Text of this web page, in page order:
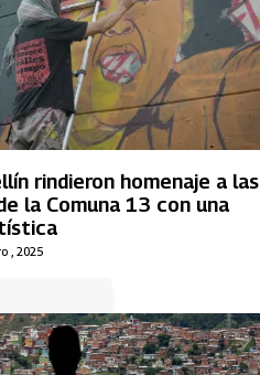
, 2025
rindieron homenaje a las
la Comuna 13 con una